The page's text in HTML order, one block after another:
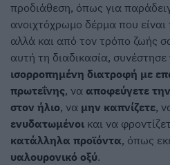
προδιάθεση, όπως για
ανοιχτόχρωμο δέρμα που είναι
αλλά και από τον τρόπο ζωής
αυτή τη διαδικασία,
ισορροπημένη διατροφή με
πρωτεΐνης, να αποφεύγετε
στον ήλιο, να μην καπνίζετε,
ενυδατωμένοι και να
κατάλληλα προϊόντα, όπως
υαλουρονικό οξύ.